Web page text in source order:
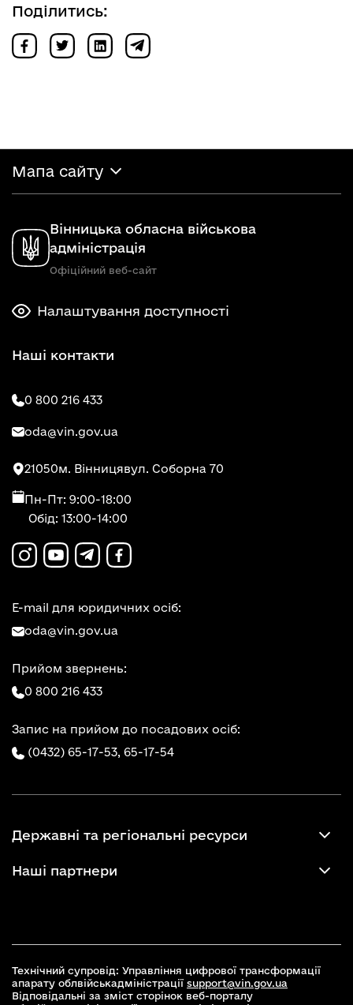
Поділитись:
Мапа сайту
Вінницька обласна військова
адміністрація
Офіційний веб-сайт
Налаштування доступності
Наші контакти
0 800 216 433
oda@vin.gov.ua
21050м. Вінницявул. Соборна 70
Пн-Пт: 9:00-18:00
Обід: 13:00-14:00
E-mail для юридичних осіб:
oda@vin.gov.ua
Прийом звернень:
0 800 216 433
Запис на прийом до посадових осіб:
(0432) 65-17-53, 65-17-54
Державні та регіональні ресурси
Наші партнери
Технічний супровід: Управління цифрової трансформації
апарату облвійськадміністрації support@vin.gov.ua
Відповідальні за зміст сторінок веб-порталу